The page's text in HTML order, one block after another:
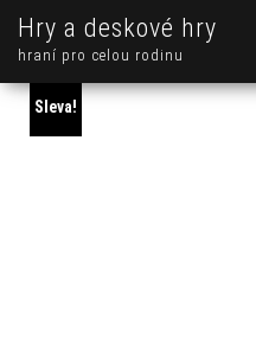
Hry a deskové hry
hraní pro celou rodinu
Sleva!